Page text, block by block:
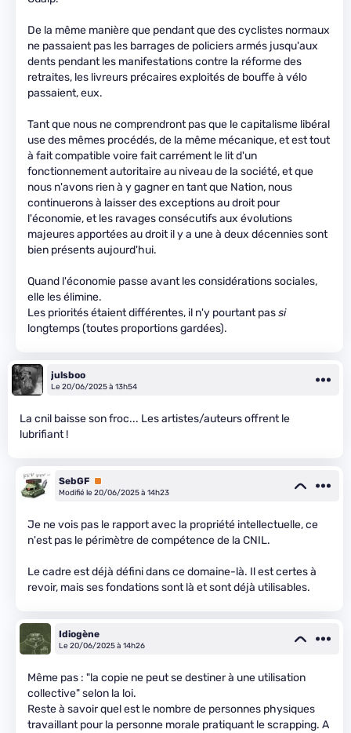
De la même manière que pendant que des cyclistes normaux
ne passaient pas les barrages de policiers armés jusqu'aux
dents pendant les manifestations contre la réforme des
retraites, les livreurs précaires exploités de bouffe à vélo
passaient, eux.
Tant que nous ne comprendront pas que le capitalisme libéral
use des mêmes procédés, de la même mécanique, et est tout
à fait compatible voire fait carrément le lit d'un
fonctionnement autoritaire au niveau de la société, et que
nous n'avons rien à y gagner en tant que Nation, nous
continuerons à laisser des exceptions au droit pour
l'économie, et les ravages consécutifs aux évolutions
majeures apportées au droit il y a une à deux décennies sont
bien présents aujourd'hui.
Quand l'économie passe avant les considérations sociales,
elle les élimine.
Les priorités étaient différentes, il n'y pourtant passi
longtemps (toutes proportions gardées).
julsboo
Le 20/06/2025 à 13h54
La cnil baisse son froc... Les artistes/auteurs offrent le
lubrifiant !
SebGF Premium
Modifié le 20/06/2025 à 14h23
Je ne vois pas le rapport avec la propriété intellectuelle, ce
n'est pas le périmètre de compétence de la CNIL.
Le cadre est déjà défini dans ce domaine-là. Il est certes à
revoir, mais ses fondations sont là et sont déjà utilisables.
Idiogène
Le 20/06/2025 à 14h26
Même pas : "la copie ne peut se destiner à une utilisation
collective" selon la loi.
Reste à savoir quel est le nombre de personnes physiques
travaillant pour la personne morale pratiquant le scrapping. A